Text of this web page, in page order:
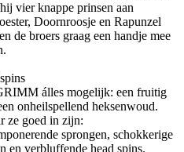
vier knappe prinsen aan
Doornroosje en Rapunzel
de broers graag een handje mee
álles mogelijk: een fruitig
onheilspellend heksenwoud.
ze goed in zijn:
sprongen, schokkerige
en verbluffende head spins.